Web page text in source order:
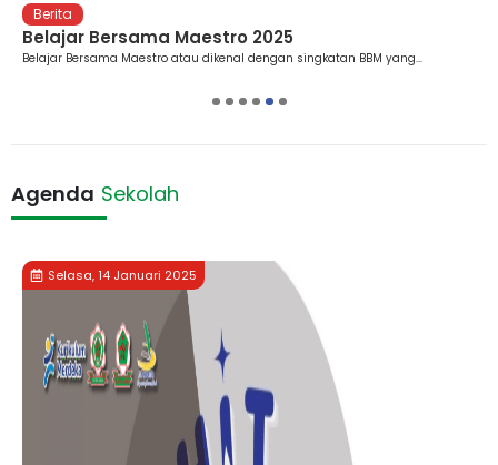
Berita
Belajar Bersama Maestro 2025
Belajar Bersama Maestro atau dikenal dengan singkatan BBM yang...
5 6
Agenda Sekolah
Selasa, 14 Januari 2025